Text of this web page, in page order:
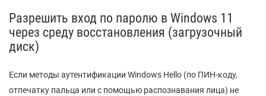
Разрешить вход по паролю в Windows 11
через среду восстановления (загрузочный
диск)
Если методы аутентификации Windows Hello (по ПИН-коду,
отпечатку пальца или с помощью распознавания лица) не